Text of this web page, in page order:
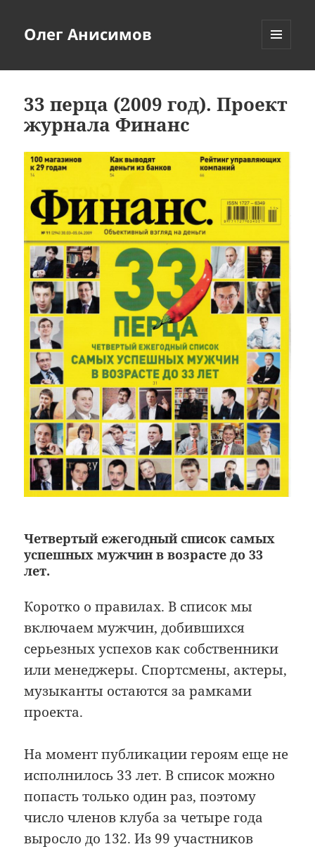
Олег Анисимов
33 перца (2009 год). Проект
журнала Финанс
Четвертый ежегодный список самых
успешных мужчин в возрасте до 33
лет.
Коротко о правилах. В список мы
включаем мужчин, добившихся
серьезных успехов как собственники
или менеджеры. Спортсмены, актеры,
музыканты остаются за рамками
проекта.
На момент публикации героям еще не
исполнилось 33 лет. В список можно
попасть только один раз, поэтому
число членов клуба за четыре года
выросло до 132. Из 99 участников